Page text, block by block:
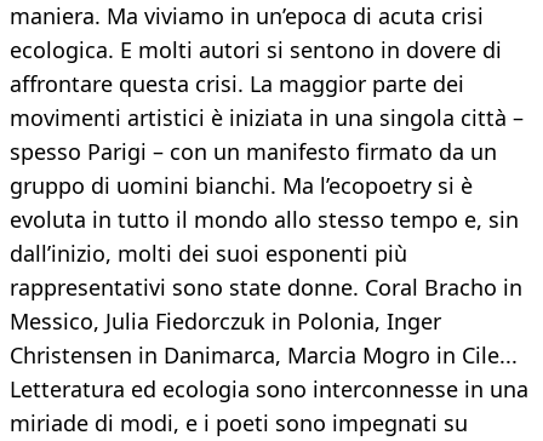
maniera. Ma viviamo in un’epoca di acuta crisi
ecologica. E molti autori si sentono in dovere di
affrontare questa crisi. La maggior parte dei
movimenti artistici è iniziata in una singola città –
spesso Parigi – con un manifesto firmato da un
gruppo di uomini bianchi. Ma l’ecopoetry si è
evoluta in tutto il mondo allo stesso tempo e, sin
dall’inizio, molti dei suoi esponenti più
rappresentativi sono state donne. Coral Bracho in
Messico, Julia Fiedorczuk in Polonia, Inger
Christensen in Danimarca, Marcia Mogro in Cile...
Letteratura ed ecologia sono interconnesse in una
miriade di modi, e i poeti sono impegnati su